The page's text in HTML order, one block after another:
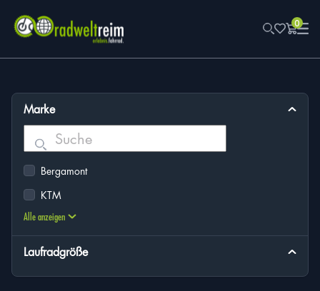
0
Marke
Bergamont
KTM
Alle anzeigen
Laufradgröße